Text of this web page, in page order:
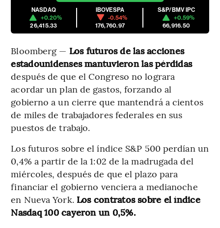
NASDAQ
+0.20%
26,415.33
IBOVESPA
-0.54%
176,760.97
S&P/BMV IPC
+0.59%
66,916.50
Bloomberg — Los futuros de las acciones
estadounidenses mantuvieron las pérdidas
después de que el Congreso no lograra
acordar un plan de gastos, forzando al
gobierno a un cierre que mantendrá a cientos
de miles de trabajadores federales en sus
puestos de trabajo.
Los futuros sobre el índice S&P 500 perdían un
0,4% a partir de la 1:02 de la madrugada del
miércoles, después de que el plazo para
financiar el gobierno venciera a medianoche
en Nueva York. Los contratos sobre el índice
Nasdaq 100 cayeron un 0,5%.